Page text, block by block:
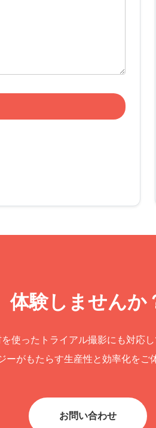
体験しませんか
使ったトライアル撮影にも対応し
ーがもたらす生産性と効率化をご
お問い合わせ